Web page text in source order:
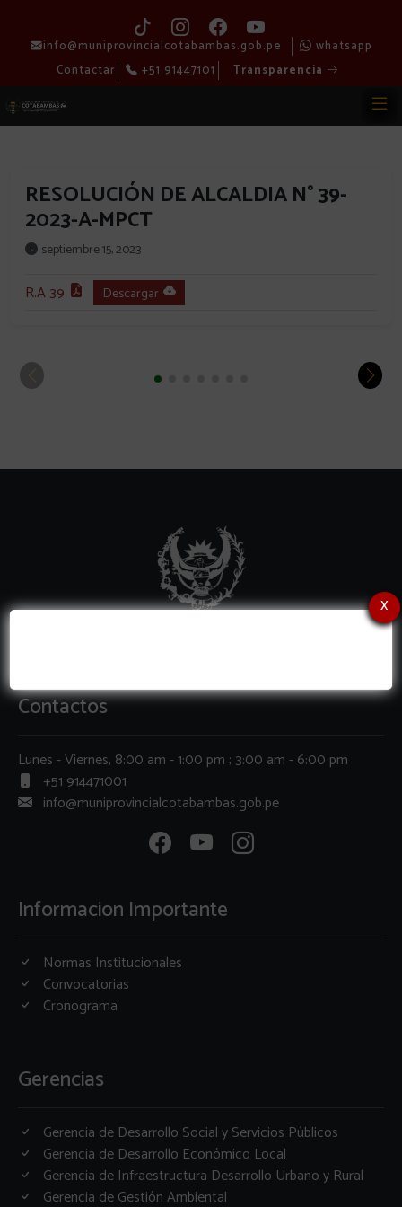
info@muniprovincialcotabambas.gob.pe
whatsapp
Contactar
+51 91447101 Transparencia
RESOLUCIÓN DE ALCALDIA N° 39-
2023-A-MPCT
septiembre 15, 2023
R.A 39 Descargar
x
Contactos
Lunes - Viernes, 8:00 am - 1:00 pm ; 3:00 am - 6:00 pm
+51 914471001
info@muniprovincialcotabambas.gob.pe
Informacion Importante
Normas Institucionales
Convocatorias
Cronograma
Gerencias
Gerencia de Desarrollo Social y Servicios Públicos
Gerencia de Desarrollo Económico Local
Gerencia de Infraestructura Desarrollo Urbano y Rural
Gerencia de Gestión Ambiental